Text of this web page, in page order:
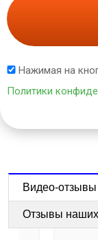
Нажимая на
Политики
Видео-отзывы
Отзывы